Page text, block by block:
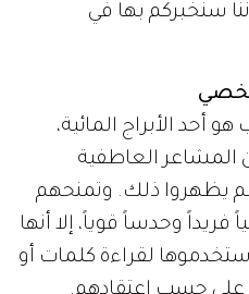
سنخبركم بها في
أحد الأبراج المائية،
المشاعر العاطفية
لم يظهروا ذلك. وتمنحهم
وحدساً قوياً، إلا أنها
لقراءة كلمات أو